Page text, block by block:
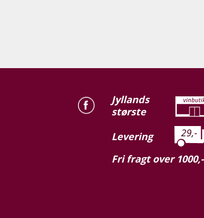
Jyllands
største
Levering
Fri fragt over 1000,-